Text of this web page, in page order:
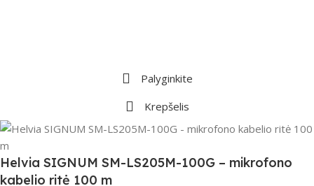
Palyginkite
Krepšelis
Helvia SIGNUM SM-LS205M-100G – mikrofono
kabelio ritė 100 m